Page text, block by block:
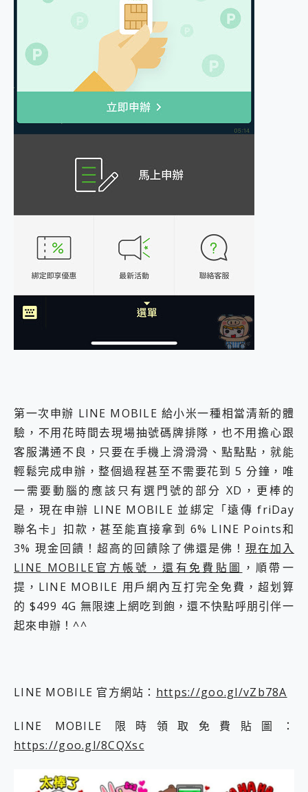
第一次申辦 LINE MOBILE 給小米一種相當清新的體
驗，不用花時間去現場抽號碼牌排隊，也不用擔心跟
客服溝通不良，只要在手機上滑滑滑、點點點，就能
輕鬆完成申辦，整個過程甚至不需要花到 5 分鐘，唯
一需要動腦的應該只有選門號的部分 XD，更棒的
是，現在申辦 LINE MOBILE 並綁定「遠傳 friDay
聯名卡」扣款，甚至能直接拿到 6% LINE Points和
3% 現金回饋！超高的回饋除了佛還是佛！ 現在加入
LINE MOBILE官方帳號，還有免費貼圖 ，順帶一
提，LINE MOBILE 用戶網內互打完全免費，超划算
的 $499 4G 無限速上網吃到飽，還不快點呼朋引伴一
起來申辦！^^
LINE MOBILE 官方網站： https://goo.gl/vZb78A
LINE MOBILE 限時領取免費貼圖：
https://goo.gl/8CQXsc